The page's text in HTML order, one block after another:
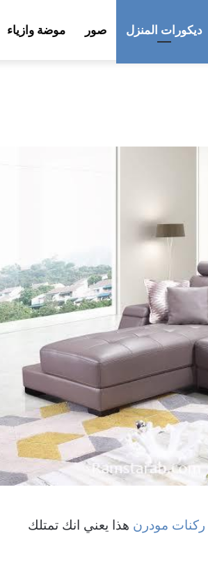
ديكورات المنزل صور موضة وازياء
ركنات مودرن هذا يعني انك تمتلك